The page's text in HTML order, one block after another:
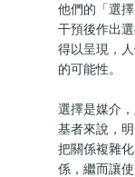
他們的「選
干預後作出
得以呈現，
的可能性。
選擇是媒介
基者來說，
把關係複雜
係，繼而讓